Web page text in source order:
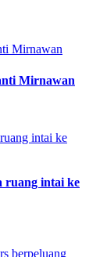
Mirnawan
ruang intai ke